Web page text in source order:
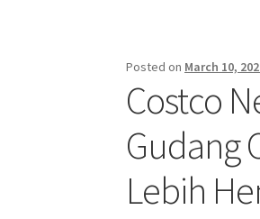
Posted on March 10,
Costco
Gudang
Lebih